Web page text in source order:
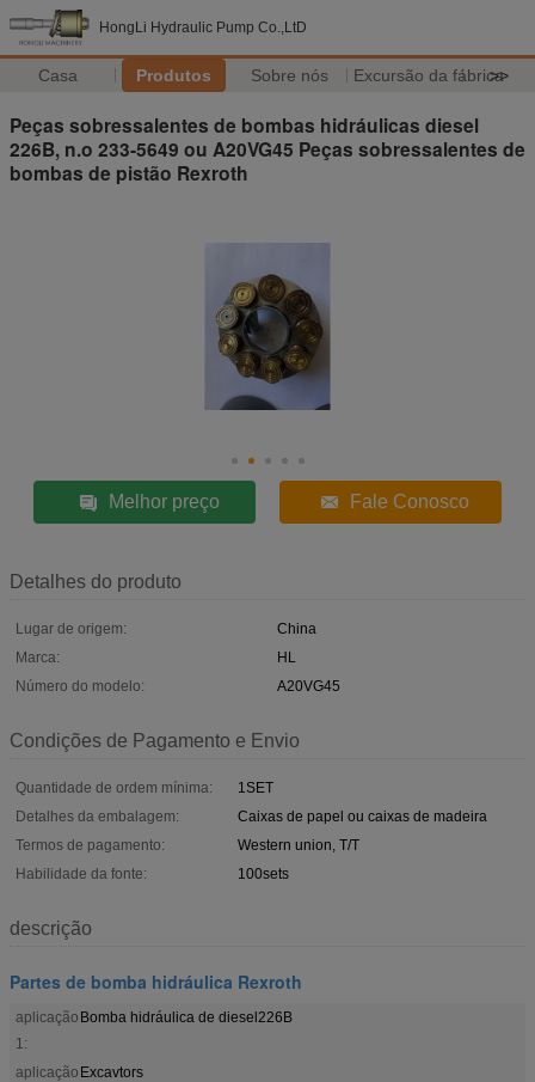
HongLi Hydraulic Pump Co.,LtD
Casa Produtos Sobre nós Excursão da fábrica
>>
Peças sobressalentes de bombas hidráulicas diesel
226B, n.o 233-5649 ou A20VG45 Peças sobressalentes de
bombas de pistão Rexroth
Melhor preço Fale Conosco
Detalhes do produto
Lugar de origem:
China
Marca:
HL
Número do modelo:
A20VG45
Condições de Pagamento e Envio
Quantidade de ordem mínima:
1SET
Detalhes da embalagem:
Caixas de papel ou caixas de madeira
Termos de pagamento:
Western union, T/T
Habilidade da fonte:
100sets
descrição
Partes de bomba hidráulica Rexroth
aplicação
1:
Bomba hidráulica de diesel226B
aplicação Excavtors